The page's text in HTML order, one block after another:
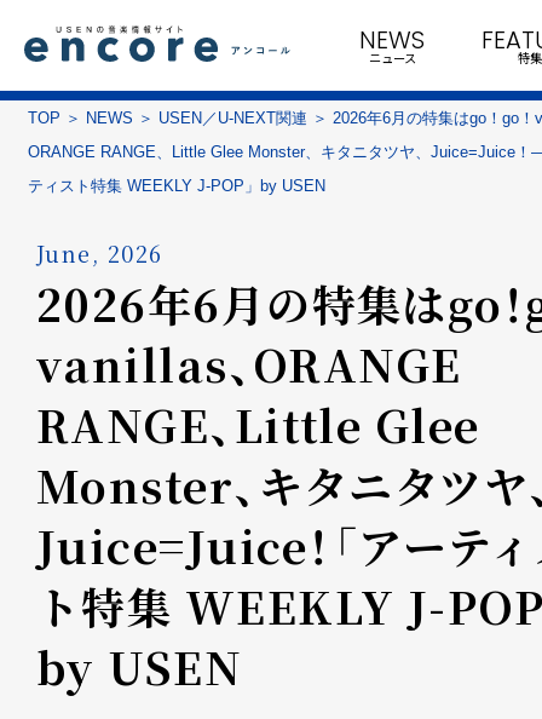
NEWS
ニュース 特集
TOP NEWS USEN／U-NEXT関連
2026年6月の特集はgo！go！
ORANGE RANGE、Little Glee Monster、キタニタツヤ、Juice=Juice
ティスト特集 WEEKLY J-POP」by USEN
June, 2026
2026年6月の特集はgo！
vanillas、ORANGE
RANGE、Little Glee
Monster、キタニタツヤ
Juice=Juice！――「アーテ
ト特集 WEEKLY J-POP
by USEN